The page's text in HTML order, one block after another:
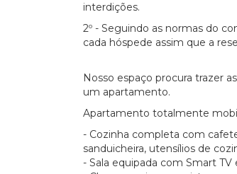
interdições.
2º - Seguindo as normas do
cada hóspede assim que a
Nosso espaço procura trazer
um apartamento.
Apartamento totalmente
- Cozinha completa com
sanduicheira, utensílios de
- Sala equipada com Smart